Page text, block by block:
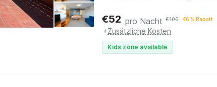
€52 pro Nacht €100 46 % Rabatt
+Zusätzliche Kosten
Kids zone available